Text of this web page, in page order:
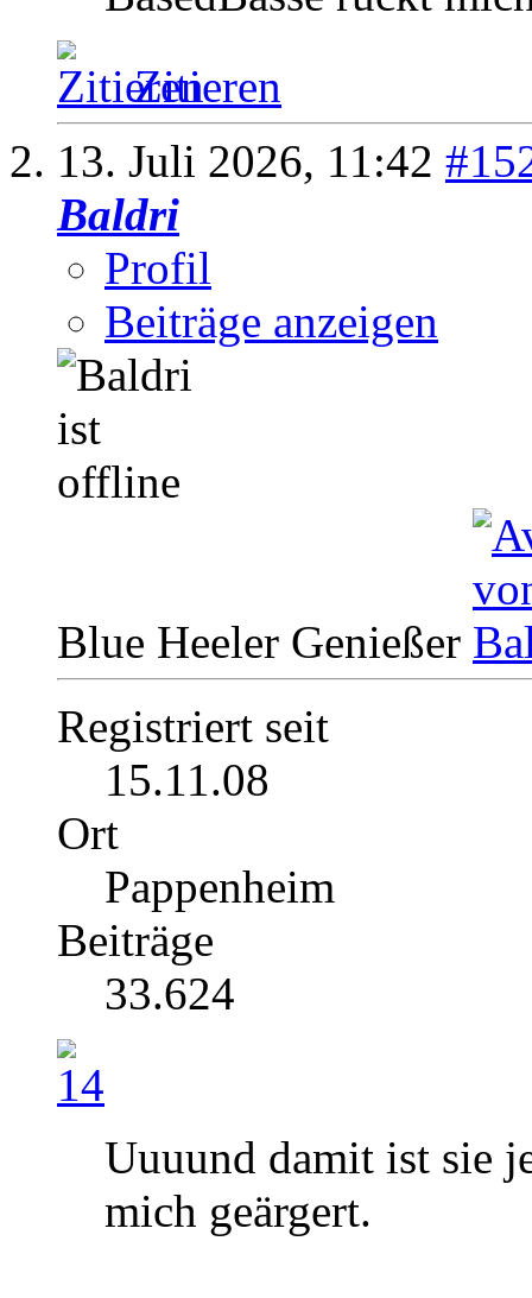
Zitieren
13. Juli 2026, 11:42
Baldri
Profil
Beiträge anzeigen
Blue Heeler Genießer
Registriert seit
15.11.08
Ort
Pappenheim
Beiträge
33.624
Uuuund damit ist sie
mich geärgert.